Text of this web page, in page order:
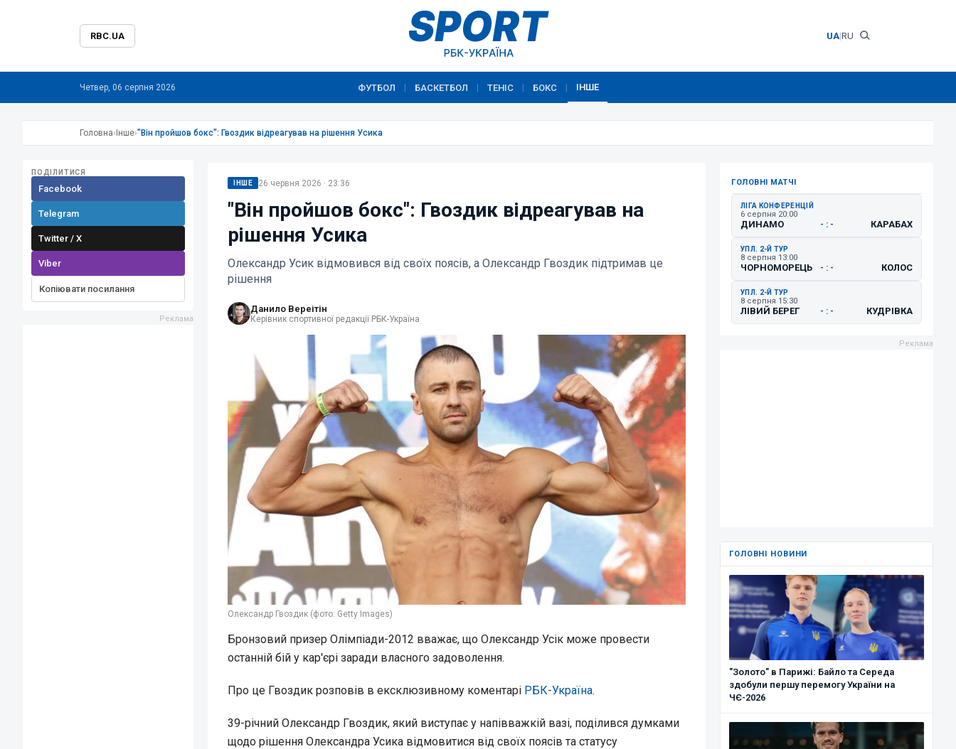
RBC.UA UA|RU
Четвер, 06 серпня 2026 ФУТБОЛ БАСКЕТБОЛ ТЕНІС БОКС ІНШЕ
Головна› Інше›"Він пройшов бокс": Гвоздик відреагував на рішення Усика
ПОДІЛИТИСЯ
Facebook
Telegram
Twitter / X
Viber
Копіювати посилання
ІНШЕ 26 червня 2026 · 23:36
"Він пройшов бокс": Гвоздик відреагував на
рішення Усика
Олександр Усик відмовився від своїх поясів, а Олександр Гвоздик підтримав це
рішення
Данило Вереітін
Керівник спортивної редакції РБК-Україна
Олександр Гвоздик (фото: Getty Images)
Бронзовий призер Олімпіади-2012 вважає, що Олександр Усік може провести
останній бій у кар'єрі заради власного задоволення.
Про це Гвоздик розповів в ексклюзивному коментарі РБК-Україна.
39-річний Олександр Гвоздик, який виступає у напівважкій вазі, поділився думками
щодо рішення Олександра Усика відмовитися від своїх поясів та статусу
ГОЛОВНІ МАТЧІ
ЛІГА КОНФЕРЕНЦІЙ
6 серпня 20:00
ДИНАМО - : - КАРАБАХ
УПЛ. 2-Й ТУР
8 серпня 13:00
ЧОРНОМОРЕЦЬ - : - КОЛОС
УПЛ. 2-Й ТУР
8 серпня 15:30
ЛІВИЙ БЕРЕГ - : - КУДРІВКА
ГОЛОВНІ НОВИНИ
"Золото" в Парижі: Байло та Середа
здобули першу перемогу України на
ЧЄ-2026